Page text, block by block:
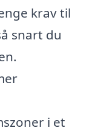
krav til
snart du
i et